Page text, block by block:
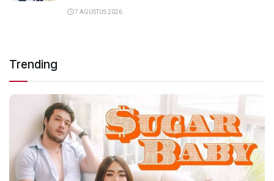
7 AGUSTUS 2026
Trending